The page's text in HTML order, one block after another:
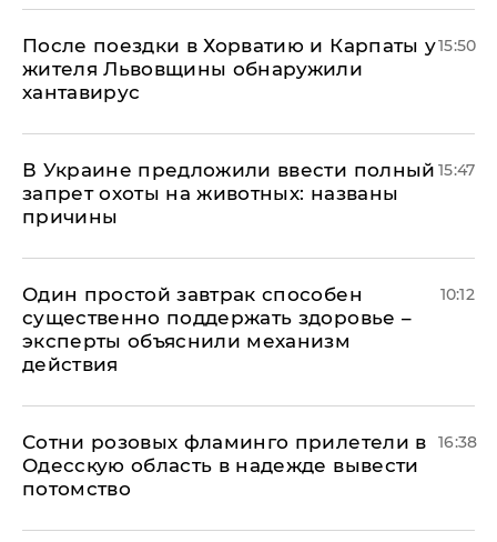
После поездки в Хорватию и Карпаты у
жителя Львовщины обнаружили
хантавирус
15:50
В Украине предложили ввести полный
запрет охоты на животных: названы
причины
15:47
Один простой завтрак способен
существенно поддержать здоровье –
эксперты объяснили механизм
действия
10:12
Сотни розовых фламинго прилетели в
Одесскую область в надежде вывести
потомство
16:38